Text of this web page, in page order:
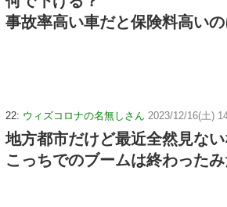
事故率高い車だと保険料高いの
22: ウィズコロナの名無しさん 2023/12/16(土)
地方都市だけど最近全然見な
こっちでのブームは終わった